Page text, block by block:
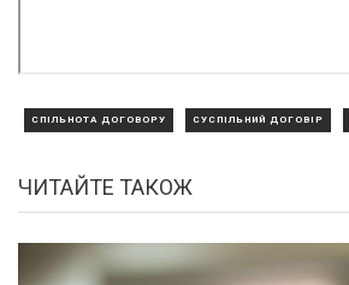
СПІЛЬНОТА ДОГОВОРУ СУСПІЛЬНИЙ ДОГОВІР
ЧИТАЙТЕ ТАКОЖ